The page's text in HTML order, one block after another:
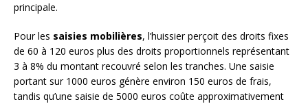
principale.
Pour les saisies mobilières, l’huissier perçoit des droits fixes
de 60 à 120 euros plus des droits proportionnels représentant
3 à 8% du montant recouvré selon les tranches. Une saisie
portant sur 1000 euros génère environ 150 euros de frais,
tandis qu’une saisie de 5000 euros coûte approximativement